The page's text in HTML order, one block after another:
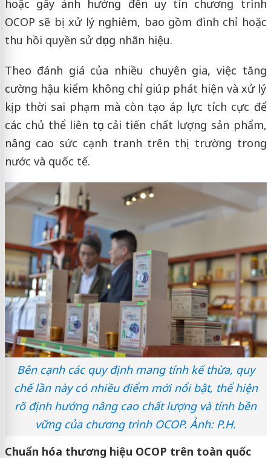
hoặc gây ảnh hưởng đến uy tín chương trình
OCOP sẽ bị xử lý nghiêm, bao gồm đình chỉ hoặc
thu hồi quyền sử dụng nhãn hiệu.
Theo đánh giá của nhiều chuyên gia, việc tăng
cường hậu kiểm không chỉ giúp phát hiện và xử lý
kịp thời sai phạm mà còn tạo áp lực tích cực để
các chủ thể liên tục cải tiến chất lượng sản phẩm,
nâng cao sức cạnh tranh trên thị trường trong
nước và quốc tế.
Bên cạnh các quy định mang tính kế thừa, quy
chế lần này có nhiều điểm mới nổi bật, thể hiện
rõ định hướng nâng cao chất lượng và tính bền
vững của chương trình OCOP. Ảnh: P.H.
Chuẩn hóa thương hiệu OCOP trên toàn quốc